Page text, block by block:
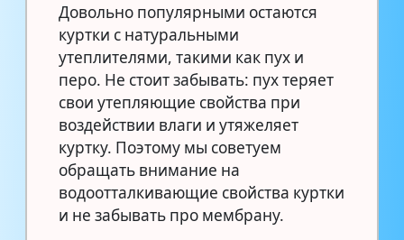
Довольно популярными остаются
куртки с натуральными
утеплителями, такими как пух и
перо. Не стоит забывать: пух теряет
свои утепляющие свойства при
воздействии влаги и утяжеляет
куртку. Поэтому мы советуем
обращать внимание на
водоотталкивающие свойства куртки
и не забывать про мембрану.